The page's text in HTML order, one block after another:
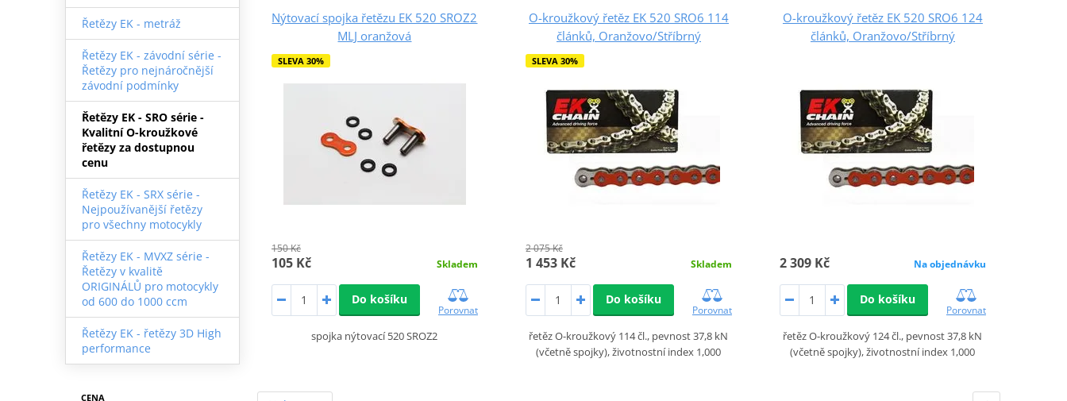
Řetězy EK - metráž
Řetězy EK - závodní série -
Řetězy pro nejnáročnější
závodní podmínky
Řetězy EK - SRO série -
Kvalitní O-kroužkové
řetězy za dostupnou
cenu
Řetězy EK - SRX série -
Nejpoužívanější řetězy
pro všechny motocykly
Řetězy EK - MVXZ série -
Řetězy v kvalitě
ORIGINÁLŮ pro motocykly
od 600 do 1000 ccm
Řetězy EK - řetězy 3D High
performance
CENA
Nýtovací spojka řetězu EK 520 SROZ2
MLJ oranžová
SLEVA 30%
150 Kč
105 Kč Skladem
Do košíku
Porovnat
spojka nýtovací 520 SROZ2
O-kroužkový řetěz EK 520 SRO6 114
článků, Oranžovo/Stříbrný
SLEVA 30%
2 075 Kč
1 453 Kč Skladem
Do košíku
Porovnat
řetěz O-kroužkový 114 čl., pevnost 37,8 kN
(včetně spojky), životnostní index 1,000
O-kroužkový řetěz EK 520 SRO6 124
článků, Oranžovo/Stříbrný
2 309 Kč Na objednávku
Do košíku
Porovnat
řetěz O-kroužkový 124 čl., pevnost 37,8 kN
(včetně spojky), životnostní index 1,000